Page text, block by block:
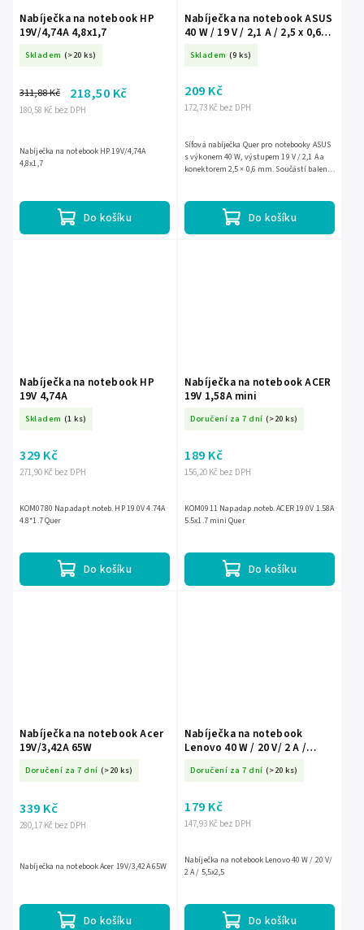
Nabíječka na notebook HP
19V/4,74A 4,8x1,7
Skladem (>20 ks)
180,58 Kč bez DPH
311,88 Kč 218,50 Kč
Do košíku
Nabíječka na notebook HP 19V/4,74A
4,8x1,7
Nabíječka na notebook ASUS
40 W / 19 V / 2,1 A / 2,5 x 0,6
Skladem (9 ks)
172,73 Kč bez DPH
209 Kč
Do košíku
Síťová nabíječka Quer pro notebooky ASUS
s výkonem 40 W, výstupem 19 V / 2,1 A a
konektorem 2,5 × 0,6 mm. Součástí balení
Nabíječka na notebook HP
19V 4,74A
Skladem (1 ks)
271,90 Kč bez DPH
329 Kč
Do košíku
KOM0780 Nap.adapt.noteb. HP 19.0V 4.74A
4.8*1.7 Quer
Nabíječka na notebook ACER
19V 1,58A mini
Doručení za 7 dní (>20 ks)
156,20 Kč bez DPH
189 Kč
Do košíku
KOM0911 Nap.adap.noteb. ACER 19.0V 1.58A
5.5x1.7 mini Quer
Nabíječka na notebook Acer
19V/3,42A 65W
Doručení za 7 dní (>20 ks)
280,17 Kč bez DPH
339 Kč
Do košíku
Nabíječka na notebook Acer 19V/3,42A 65W
Nabíječka na notebook
Lenovo 40 W / 20 V/ 2 A /
Doručení za 7 dní (>20 ks)
147,93 Kč bez DPH
179 Kč
Do košíku
Nabíječka na notebook Lenovo 40 W / 20 V/
2 A / 5,5x2,5